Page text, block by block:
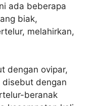
ada beberapa
biak,
melahirkan,
dengan ovipar,
disebut dengan
beranak